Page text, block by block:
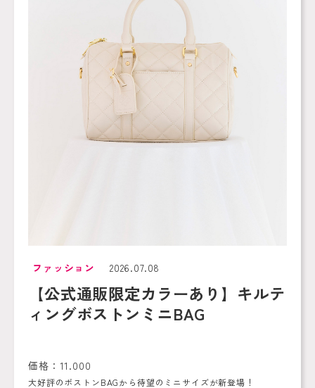
ファッション 2026.07.08
【公式通販限定カラーあり】キルテ
ィングボストンミニBAG
価格：11.000
大好評のボストンBAGから待望のミニサイズが新登場！